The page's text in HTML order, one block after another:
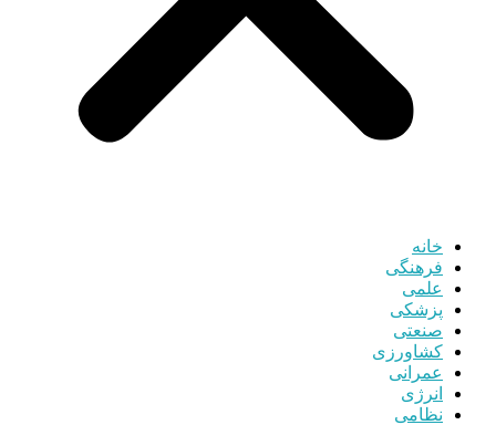
خانه
فرهنگی
علمی
پزشکی
صنعتی
کشاورزی
عمرانی
انرژی
نظامی